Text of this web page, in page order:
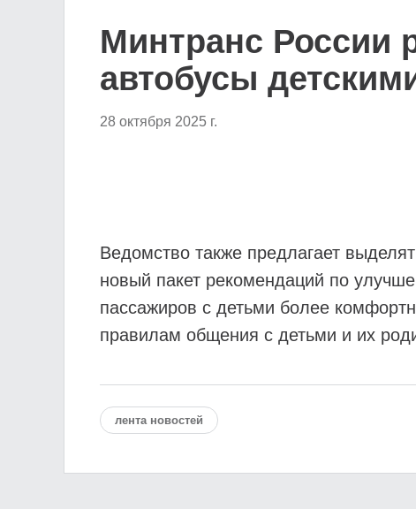
Минтранс России
автобусы
28 октября 2025 г.
Ведомство также предлагает
новый пакет рекомендаций по
пассажиров с детьми более
правилам общения с детьми и их
лента новостей